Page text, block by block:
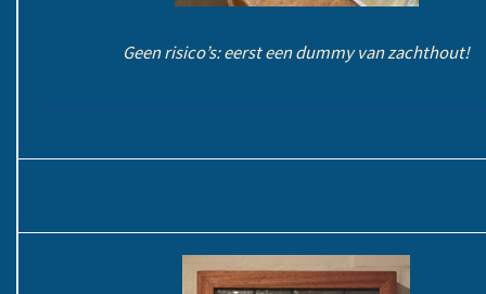
Geen risico’s: eerst een dummy van zachthout!